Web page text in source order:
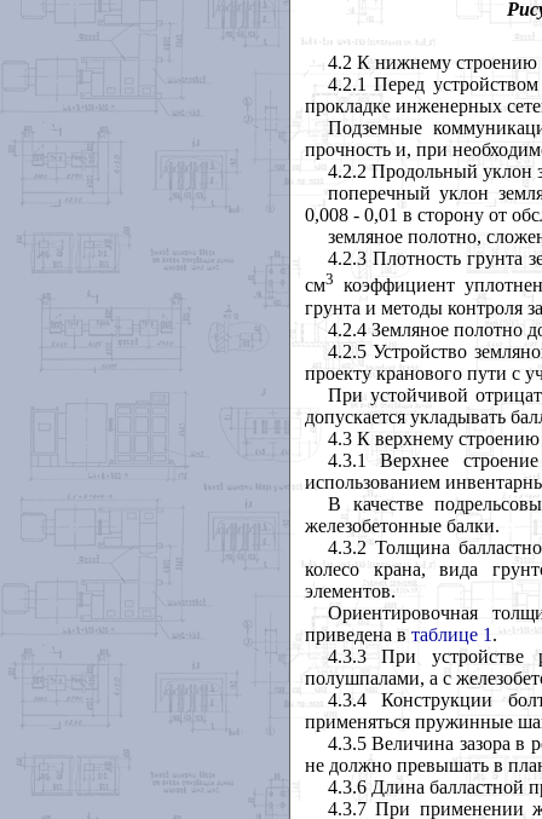
4.2 К нижнему строению
4.2.1 Перед
прокладке инженерных
Подземные
прочность и, при
4.2.2 Продольный уклон
поперечный уклон
0,008 - 0,01 в сторону от
земляное полотно,
4.2.3 Плотность грунта
см3 коэффициент
грунта и методы контроля
4.2.4 Земляное полотно
4.2.5Устройство
проекту кранового пути с
При устойчивой
допускается укладывать
4.3 К верхнему строению
4.3.1Верхнее
использованием
В качестве
железобетонные балки.
4.3.2 Толщина
колесо крана, вида
элементов.
Ориентировочная
приведена в таблице 1 .
4.3.3 При устройстве
полушпалами, а с
4.3.4 Конструкции
применяться пружинные
4.3.5 Величина зазора в
не должно превышать в
4.3.6 Длина балластной
4.3.7При применении